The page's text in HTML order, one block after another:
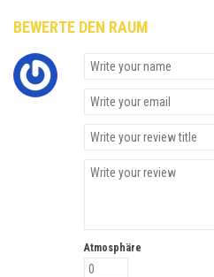
BEWERTE DEN RAUM
Atmosphäre